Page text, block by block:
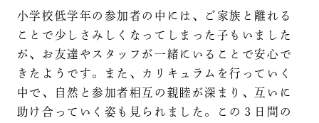
小学校低学年の参加者の中には、ご家族と離れる
ことで少しさみしくなってしまった子もいました
が、お友達やスタッフが一緒にいることで安心で
きたようです。また、カリキュラムを行っていく
中で、自然と参加者相互の親睦が深まり、互いに
助け合っていく姿も見られました。この３日間の